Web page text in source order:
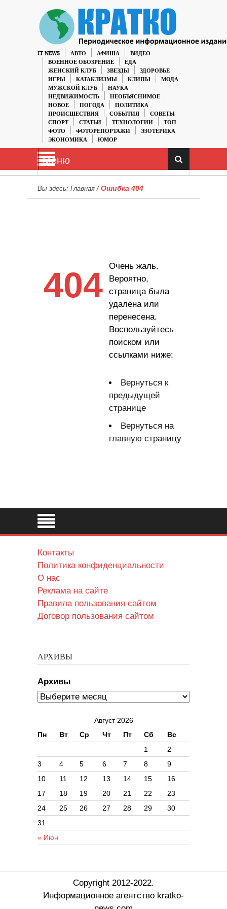
IT NEWS АВТО АФИША
ВИДЕО
ВОЕННОЕ ОБОЗРЕНИЕ
ЕДА
ЖЕНСКИЙ КЛУБ
ЗВЕЗДЫ
ЗДОРОВЬЕ
ИГРЫ
КАТАКЛИЗМЫ КЛИПЫ
МОДА
МУЖСКОЙ КЛУБ
НАУКА
НЕДВИЖИМОСТЬ
НЕОБЪЯСНИМОЕ
НОВОЕ
ПОГОДА
ПОЛИТИКА
ПРОИСШЕСТВИЯ
СОБЫТИЯ
СОВЕТЫ
СПОРТ
СТАТЬИ ТЕХНОЛОГИИ
ТОП
ФОТО
ФОТОРЕПОРТАЖИ
ЭЗОТЕРИКА
ЭКОНОМИКА
ЮМОР
Меню
Вы здесь: Главная / Ошибка 404
404
Очень жаль.
Вероятно,
страница была
удалена или
перенесена.
Воспользуйтесь
поиском или
ссылками ниже:
Вернуться к
предыдущей
странице
Вернуться на
главную страницу
Контакты
Политика конфиденциальности
О нас
Реклама на сайте
Правила пользования сайтом
Договор пользования сайтом
АРХИВЫ
Архивы
Август 2026
Пн
Вт Ср Чт Пт Сб Вс
« Июн
1
2
3
4 5 6 7 8
9
10
11 12 13 14 15
16
17
18 19 20 21 22
23
24
25 26 27 28 29
30
31
Copyright 2012-2022.
Информационное агентство kratko-